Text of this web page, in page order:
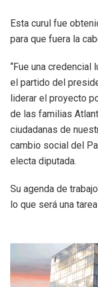
Esta curul fue
para que fuera la
“Fue una credencial
el partido del
liderar el proyecto
de las familias
ciudadanas de
cambio social del
electa diputada.
Su agenda de
lo que será una